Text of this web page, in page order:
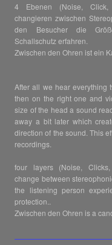
4 Ebenen (Noise, Click,
changieren zwischen
den Besucher die
Schallschutz erfahren.
Zwischen den Ohren ist ein
After all we hear everything
then on the right one and
size of the head a sound
away a bit later which
direction of the sound. This
recordings.
four layers (Noise,
change between
the listening person
protection..
Zwischen den Ohren is a